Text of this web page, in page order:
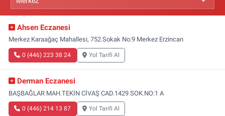
Ahsen Eczanesi
Merkez Karaağaç Mahallesi, 752.Sokak No:9 Merkez Erzincan
0 (446) 223 38 24 Yol Tarifi Al
Derman Eczanesi
BAŞBAĞLAR MAH.TEKİN CİVAŞ CAD.1429 SOK.NO:1 A
0 (446) 214 13 87 Yol Tarifi Al